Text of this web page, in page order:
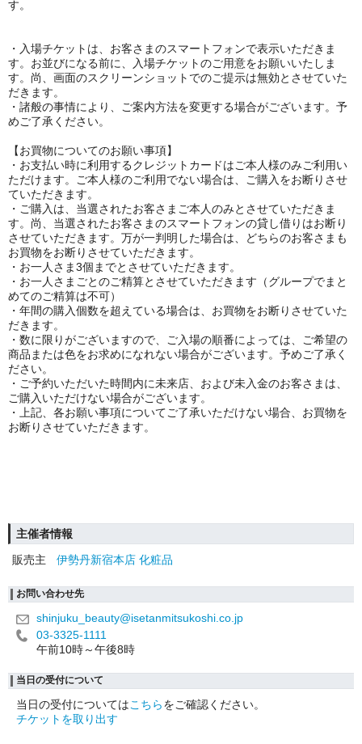
す。
・入場チケットは、お客さまのスマートフォンで表示いただきま
す。お並びになる前に、入場チケットのご用意をお願いいたしま
す。尚、画面のスクリーンショットでのご提示は無効とさせていた
だきます。
・諸般の事情により、ご案内方法を変更する場合がございます。予
めご了承ください。
【お買物についてのお願い事項】
・お支払い時に利用するクレジットカードはご本人様のみご利用い
ただけます。ご本人様のご利用でない場合は、ご購入をお断りさせ
ていただきます。
・ご購入は、当選されたお客さまご本人のみとさせていただきま
す。尚、当選されたお客さまのスマートフォンの貸し借りはお断り
させていただきます。万が一判明した場合は、どちらのお客さまも
お買物をお断りさせていただきます。
・お一人さま3個までとさせていただきます。
・お一人さまごとのご精算とさせていただきます（グループでまと
めてのご精算は不可）
・年間の購入個数を超えている場合は、お買物をお断りさせていた
だきます。
・数に限りがございますので、ご入場の順番によっては、ご希望の
商品または色をお求めになれない場合がございます。予めご了承く
ださい。
・ご予約いただいた時間内に未来店、および未入金のお客さまは、
ご購入いただけない場合がございます。
・上記、各お願い事項についてご了承いただけない場合、お買物を
お断りさせていただきます。
主催者情報
販売主
伊勢丹新宿本店 化粧品
お問い合わせ先
shinjuku_beauty@isetanmitsukoshi.co.jp
03-3325-1111
午前10時～午後8時
当日の受付について
当日の受付についてはこちらをご確認ください。
チケットを取り出す